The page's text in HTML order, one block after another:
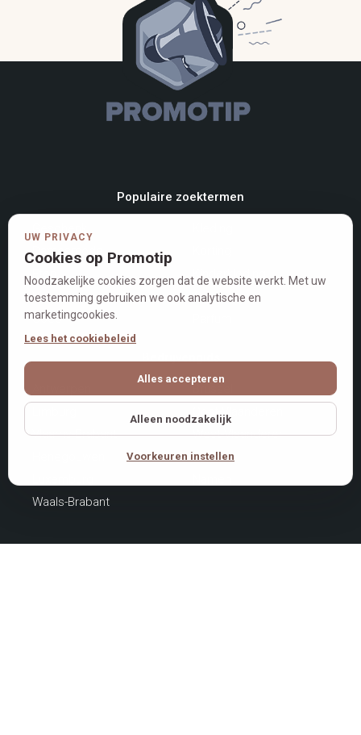
Populaire zoektermen
Damesmode
Eten
Kinderkleding
Video
Auto
Soep
Brussel
Oost-Vlaanderen
Vlaams-Brabant
West-Vlaanderen
Luik
Waals-Brabant
UW PRIVACY
Cookies op Promotip
Noodzakelijke cookies zorgen dat de website werkt. Met uw
toestemming gebruiken we ook analytische en
marketingcookies.
Lees het cookiebeleid
Alles accepteren
Alleen noodzakelijk
Voorkeuren instellen